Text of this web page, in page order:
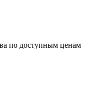
по доступным ценам